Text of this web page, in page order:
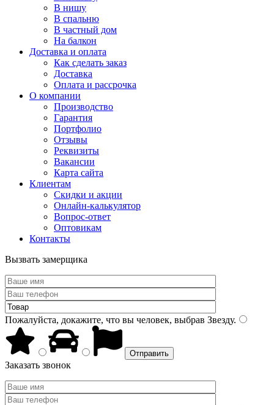
В нишу
В спальню
В частный дом
На балкон
Доставка и оплата
Как сделать заказ
Доставка
Оплата и рассрочка
О компании
Производство
Гарантия
Портфолио
Отзывы
Реквизиты
Вакансии
Карта сайта
Клиентам
Скидки и акции
Онлайн-калькулятор
Вопрос-ответ
Оптовикам
Контакты
Вызвать замерщика
Пожалуйста, докажите, что вы человек, выбрав Звезду.
Заказать звонок